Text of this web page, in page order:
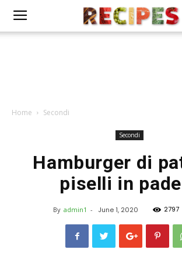
Home Secondi
Secondi
Hamburger di
piselli in
By admin1 - June 1, 2020 2797